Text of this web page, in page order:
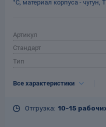
°С, материал корпуса - чугун,
Артикул
Стандарт
Тип
DN, мм
Все характеристики
Отгрузка: 10-15